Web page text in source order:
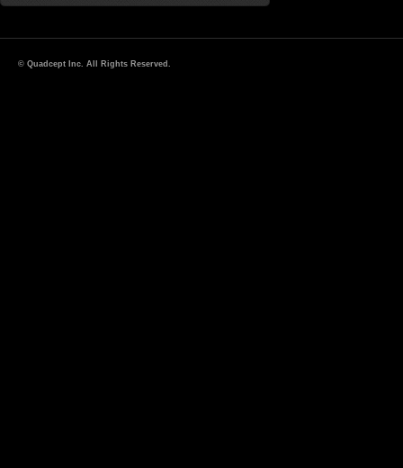
© Quadcept Inc. All Rights Reserved.